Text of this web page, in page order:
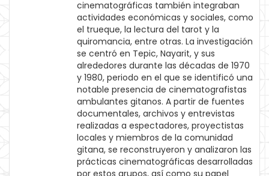
cinematográficas también integraban
actividades económicas y sociales, como
el trueque, la lectura del tarot y la
quiromancia, entre otras. La investigación
se centró en Tepic, Nayarit, y sus
alrededores durante las décadas de 1970
y 1980, periodo en el que se identificó una
notable presencia de cinematografistas
ambulantes gitanos. A partir de fuentes
documentales, archivos y entrevistas
realizadas a espectadores, proyectistas
locales y miembros de la comunidad
gitana, se reconstruyeron y analizaron las
prácticas cinematográficas desarrolladas
por estos grupos, así como su papel